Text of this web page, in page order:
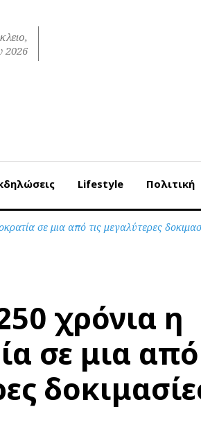
2026
Lifestyle Πολιτική
σε μια από τις μεγαλύτερες
χρόνια η
σε μια από